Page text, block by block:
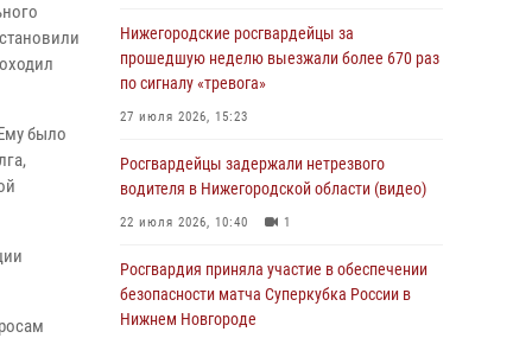
было
Нижегородские росгвардейцы за
прошедшую неделю выезжали более 670 раз
по сигналу «тревога»
27 июля 2026, 15:23
Росгвардейцы задержали нетрезвого
водителя в Нижегородской области (видео)
22 июля 2026, 10:40 1
Росгвардия приняла участие в обеспечении
безопасности матча Суперкубка России в
Нижнем Новгороде